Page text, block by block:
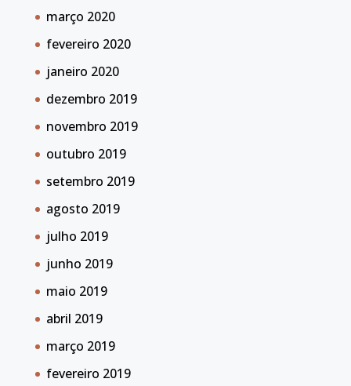
março 2020
fevereiro 2020
janeiro 2020
dezembro 2019
novembro 2019
outubro 2019
setembro 2019
agosto 2019
julho 2019
junho 2019
maio 2019
abril 2019
março 2019
fevereiro 2019